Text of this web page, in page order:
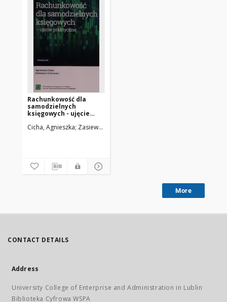
Rachunkowość dla
samodzielnych
księgowych - ujęcie
podręcznik
Cicha, Agnieszka Zasiewska, Katarzyna
More
CONTACT DETAILS
Address
University College of Enterprise and Administration in Lublin
Biblioteka Cyfrowa WSPA